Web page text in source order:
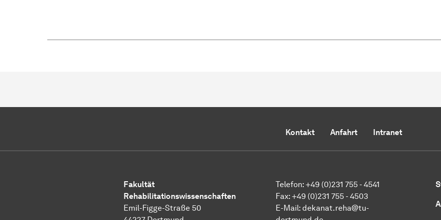
Kontakt Anfahrt Intranet
Fakultät
Rehabilitationswissenschaften
Emil-Figge-Straße 50
Telefon: +49 (0)231 755 - 4541
Fax: +49 (0)231 755 - 4503
E-Mail: dekanat.reha@tu-